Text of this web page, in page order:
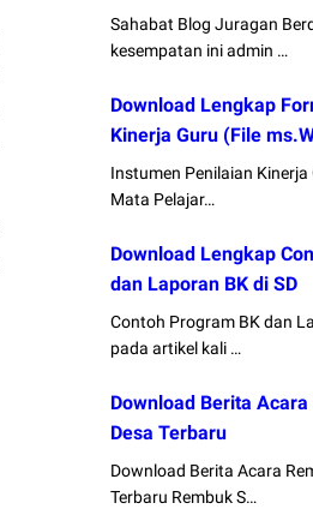
Sahabat Blog Juragan
kesempatan ini admin …
Download Lengkap
Kinerja Guru (File
Instumen Penilaian Kinerja
Mata Pelajar…
Download Lengkap
dan Laporan BK di SD
Contoh Program BK dan
pada artikel kali …
Download Berita
Desa Terbaru
Download Berita Acara
Terbaru Rembuk S…